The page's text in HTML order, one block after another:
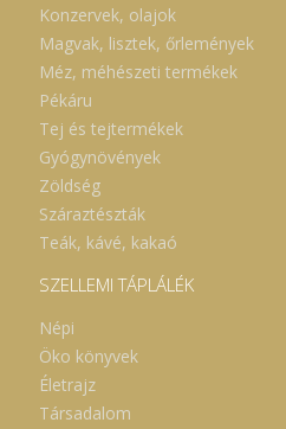
Konzervek, olajok
Magvak, lisztek, őrlemények
Méz, méhészeti termékek
Pékáru
Tej és tejtermékek
Gyógynövények
Zöldség
Száraztészták
Teák, kávé, kakaó
SZELLEMI TÁPLÁLÉK
Népi
Öko könyvek
Életrajz
Társadalom